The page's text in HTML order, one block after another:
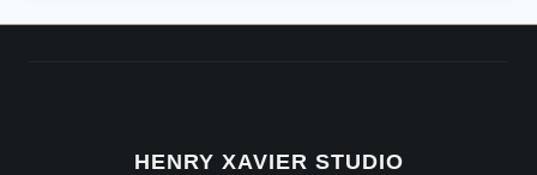
HENRY XAVIER STUDIO